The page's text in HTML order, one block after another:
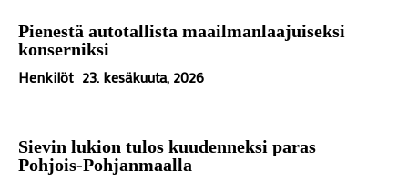
Pienestä autotallista maailmanlaajuiseksi
konserniksi
Henkilöt 23. kesäkuuta, 2026
Sievin lukion tulos kuudenneksi paras
Pohjois-Pohjanmaalla